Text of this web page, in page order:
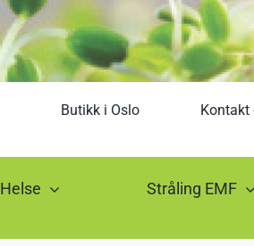
Butikk i Oslo Kontakt
Helse Stråling EMF